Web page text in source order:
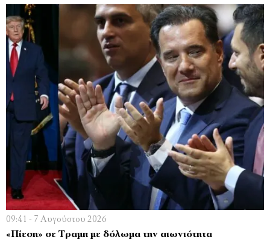
09:41 - 7 Αυγούστου 2026
«Πίεση» σε Τραμπ με δόλωμα την αιωνιότητα